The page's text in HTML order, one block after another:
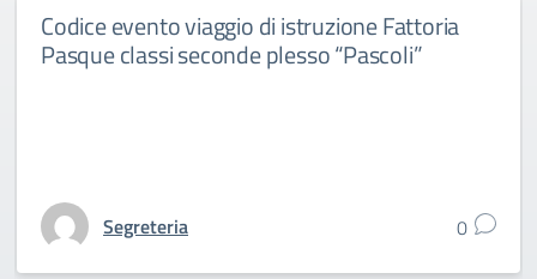
Codice evento viaggio di istruzione Fattoria
Pasque classi seconde plesso “Pascoli”
Segreteria 0